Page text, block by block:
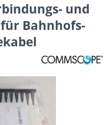
und
Bahnhofs-